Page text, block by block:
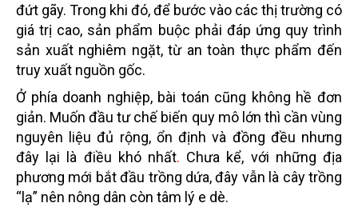
đứt gãy. Trong khi đó, để bước vào các thị trường có
giá trị cao, sản phẩm buộc phải đáp ứng quy trình
sản xuất nghiêm ngặt, từ an toàn thực phẩm đến
truy xuất nguồn gốc.
Ở phía doanh nghiệp, bài toán cũng không hề đơn
giản. Muốn đầu tư chế biến quy mô lớn thì cần vùng
nguyên liệu đủ rộng, ổn định và đồng đều nhưng
đây lại là điều khó nhất. Chưa kể, với những địa
phương mới bắt đầu trồng dứa, đây vẫn là cây trồng
“lạ” nên nông dân còn tâm lý e dè.